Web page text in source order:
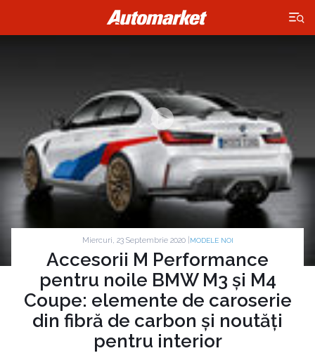
×
Miercuri, 23 Septembrie 2020 | MODELE NOI
Accesorii M Performance
pentru noile BMW M3 și M4
Coupe: elemente de caroserie
din fibră de carbon și noutăți
pentru interior